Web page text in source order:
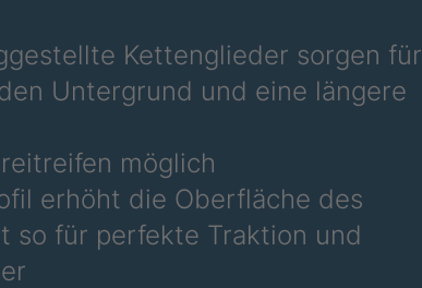
Kettenglieder sorgen für
Untergrund und eine längere
möglich
erhöht die Oberfläche des
so für perfekte Traktion und